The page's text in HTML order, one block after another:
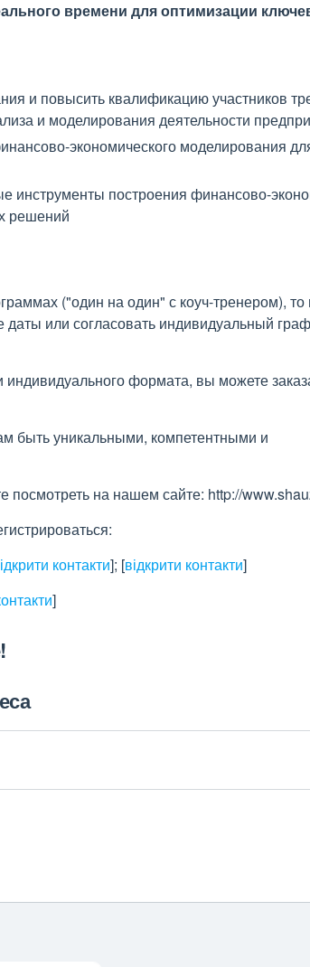
времени для оптимизации
и повысить квалификацию участников
и моделирования деятельности
экономического моделирования
инструменты построения финансово-
решений
("один на один" с коуч-тренером),
или согласовать индивидуальный
индивидуального формата, вы можете
быть уникальными, компетентными и
на нашем сайте: http://
контакти]; [відкрити контакти]
]